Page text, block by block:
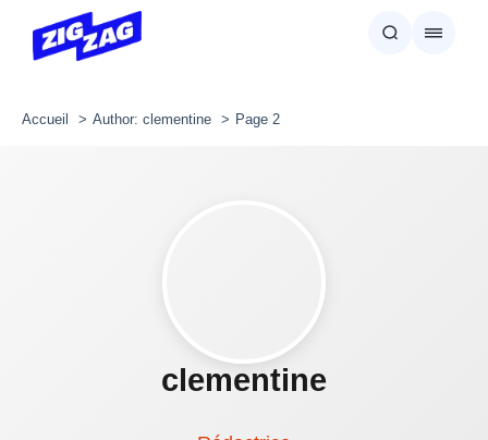
Accueil Author: clementine Page 2
clementine